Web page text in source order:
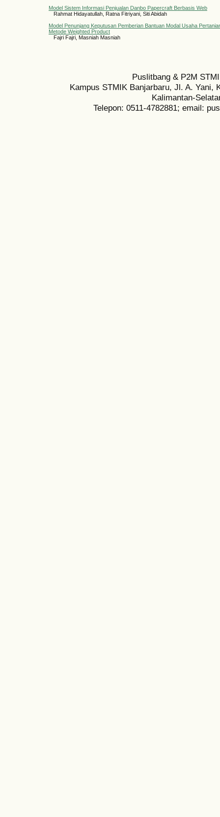
Model Sistem Informasi Penjualan Danbo Papercraft Berbasis Web
Rahmat Hidayatullah, Ratna Fitriyani, Siti Abidah
Model Penunjang Keputusan Pemberian Bantuan Modal Usaha
Metode Weighted Product
Fajri Fajri, Masniah Masniah
Puslitbang & P2M
Kampus STMIK Banjarbaru, Jl. A. Yani,
Kalimantan-
Telepon: 0511-4782881; email: